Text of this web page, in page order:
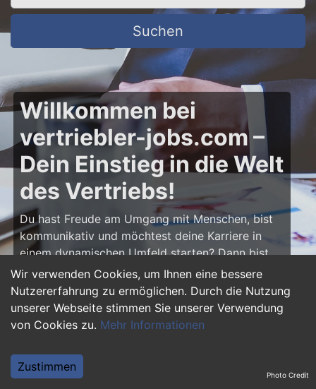
Wir verwenden Cookies, um Ihnen eine bessere
Nutzererfahrung zu ermöglichen. Durch die Nutzung
unserer Webseite stimmen Sie unserer Verwendung
von Cookies zu. Mehr Informationen
Zustimmen
Suchen
Willkommen bei
vertriebler-jobs.com –
Dein Einstieg in die Welt
des Vertriebs!
Du hast Freude am Umgang mit Menschen, bist
kommunikativ und möchtest deine Karriere in
einem dynamischen Umfeld starten? Dann bist
du aufvertriebler-jobs.comgenau richtig! Hier
findest du zahlreiche Ausbildungsplätze und
Einstiegsjobs im Vertrieb – von klassischen
Vertriebspositionen über Außendienst bis hin zu
Vertriebler und entwickle deine Talente!
Photo Credit